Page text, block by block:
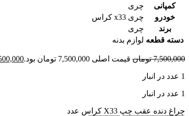
کمپانی
چری
خودرو
چری x33 کراس
برند
چری
دسته قطعه لوازم بدنه
7,500,000 تومان قیمت اصلی 7,500,000 تومان بود.
1 عدد در انبار
1 عدد در انبار
چراغ دنده عقب چپ X33 کراس عدد